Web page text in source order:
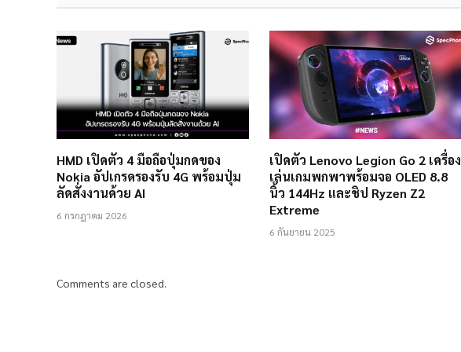
HMD เปิดตัว 4 มือถือปุ่มกดของ
Nokia อัปเกรดรองรับ 4G พร้อมปุ่ม
ลัดสั่งงานด้วย AI
6 กรกฎาคม 2026
เปิดตัว Lenovo Legion Go 2 เครื่อง
เล่นเกมพกพาพร้อมจอ OLED 8.8
นิ้ว 144Hz และชิป Ryzen Z2
Extreme
6 กันยายน 2025
Comments are closed.